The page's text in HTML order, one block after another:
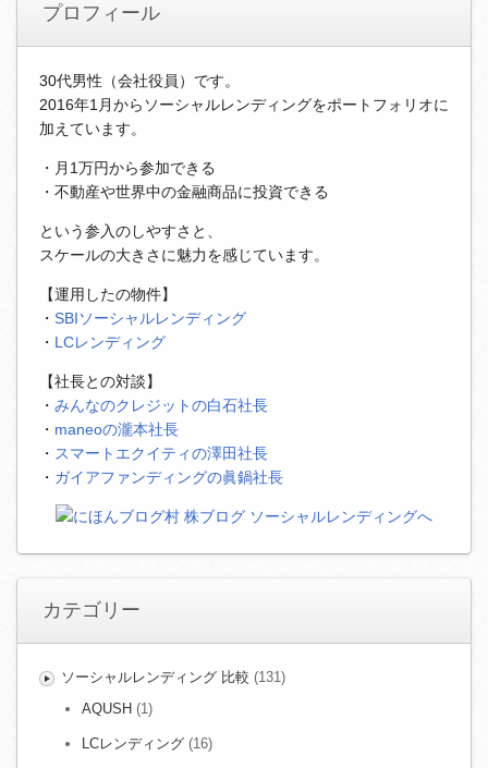
プロフィール
30代男性（会社役員）です。
2016年1月からソーシャルレンディングをポートフォリオに
加えています。
・月1万円から参加できる
・不動産や世界中の金融商品に投資できる
という参入のしやすさと、
スケールの大きさに魅力を感じています。
【運用したの物件】
・ SBIソーシャルレンディング
・ LCレンディング
【社長との対談】
・ みんなのクレジットの白石社長
・ maneoの瀧本社長
・ スマートエクイティの澤田社長
・ ガイアファンディングの眞鍋社長
カテゴリー
ソーシャルレンディング 比較 (131)
AQUSH (1)
LCレンディング (16)